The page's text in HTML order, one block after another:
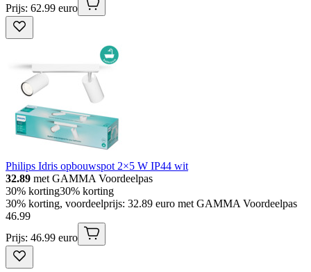
Prijs: 62.99 euro
Philips Idris opbouwspot 2×5 W IP44 wit
32.89 met GAMMA Voordeelpas
30% korting30% korting
30% korting, voordeelprijs: 32.89 euro met GAMMA Voordeelpas
46.99
Prijs: 46.99 euro